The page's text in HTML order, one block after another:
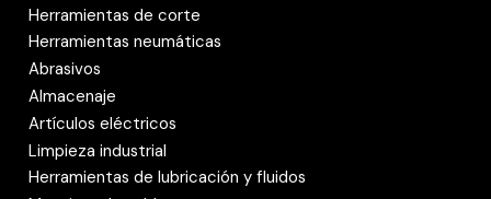
Herramientas de corte
Herramientas neumáticas
Abrasivos
Almacenaje
Artículos eléctricos
Limpieza industrial
Herramientas de lubricación y fluidos